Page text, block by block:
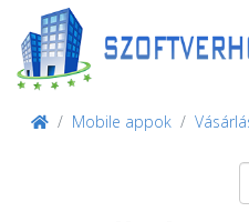
Mobile appok